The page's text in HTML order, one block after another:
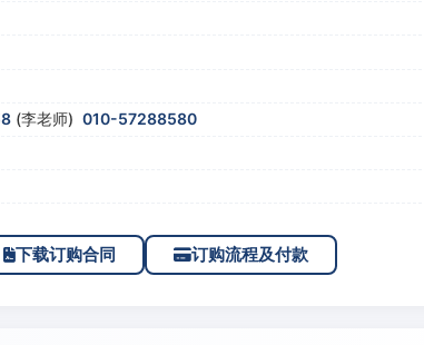
(李老师) 010-57288580
下载订购合同 订购流程及付款